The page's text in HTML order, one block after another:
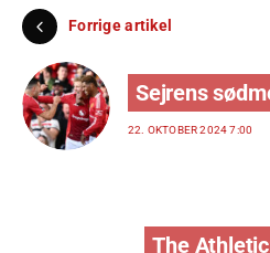
Forrige artikel
Sejrens
22. OKTOBER 2024 7:00
The